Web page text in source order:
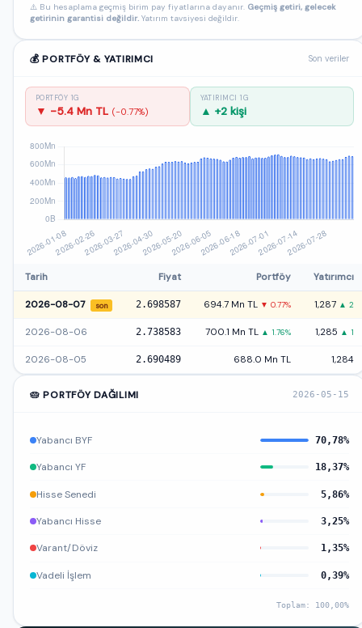
⚠️ Bu hesaplama geçmiş birim pay fiyatlarına dayanır. Geçmiş getiri, gelecek
getirinin garantisi değildir. Yatırım tavsiyesi değildir.
💰 PORTFÖY & YATIRIMCI Son veriler
PORTFÖY 1G
▼ -5.4 Mn TL (-0.77%)
YATIRIMCI 1G
▲ +2 kişi
Tarih Fiyat Portföy Yatırımcı
2026-08-07 son 2.698587 694.7 Mn TL ▼ 0.77% 1,287 ▲ 2
2026-08-06 2.738583 700.1 Mn TL ▲ 1.76% 1,285 ▲ 1
2026-08-05 2.690489 688.0 Mn TL 1,284
🥧 PORTFÖY DAĞILIMI 2026-05-15
Yabancı BYF 70,78%
Yabancı YF 18,37%
Hisse Senedi 5,86%
Yabancı Hisse 3,25%
Varant/Döviz 1,35%
Vadeli İşlem 0,39%
Toplam: 100,00%